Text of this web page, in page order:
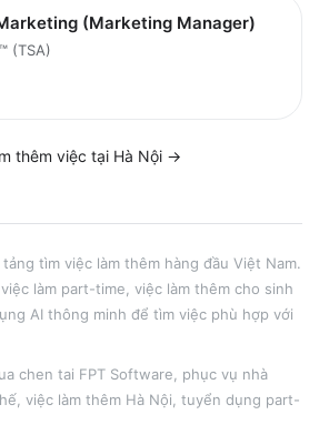
(Marketing Manager)
(TSA)
thêm việc tại Hà Nội →
tìm việc làm thêm hàng đầu Việt Nam.
làm part-time, việc làm thêm cho sinh
AI thông minh để tìm việc phù hợp với
chen tai FPT Software
phục vụ nhà
, việc làm thêm Hà Nội , tuyển dụng part-